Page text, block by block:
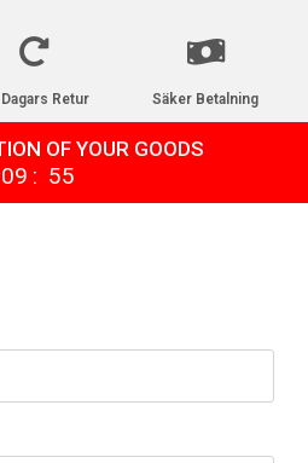
Retur Säker Betalning
OF YOUR GOODS
09 : 55